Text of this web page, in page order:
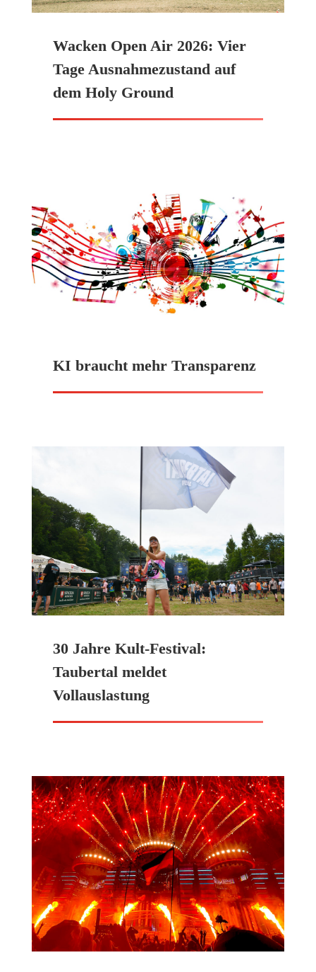
Wacken Open Air 2026: Vier
Tage Ausnahmezustand auf
dem Holy Ground
KI braucht mehr Transparenz
30 Jahre Kult-Festival:
Taubertal meldet
Vollauslastung